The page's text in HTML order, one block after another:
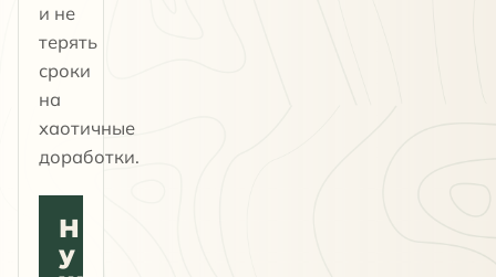
и не
терять
сроки
на
хаотичные
доработки.
Н
у